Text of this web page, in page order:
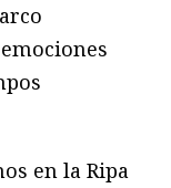
en la Ripa